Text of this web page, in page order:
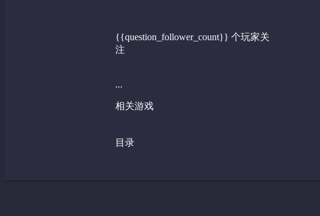
{{question_follower_count}} 个玩家关
注
...
相关游戏
目录